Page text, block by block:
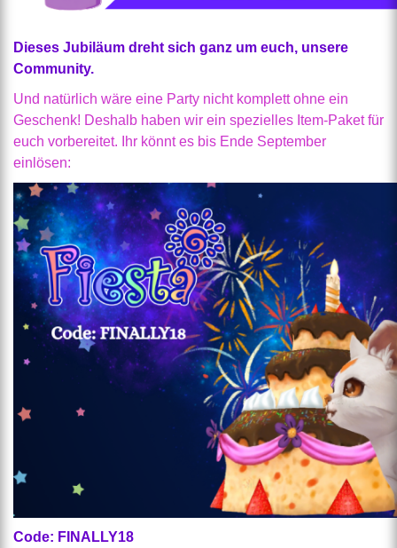
Dieses Jubiläum dreht sich ganz um euch, unsere
Community.
Und natürlich wäre eine Party nicht komplett ohne ein
Geschenk! Deshalb haben wir ein spezielles Item-Paket für
euch vorbereitet. Ihr könnt es bis Ende September
einlösen:
Code: FINALLY18